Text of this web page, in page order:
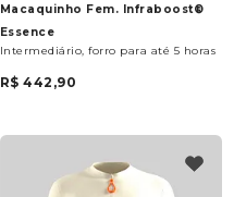
Macaquinho Fem. Infraboost®
Essence
Intermediário, forro para até 5 horas
R$ 442,90